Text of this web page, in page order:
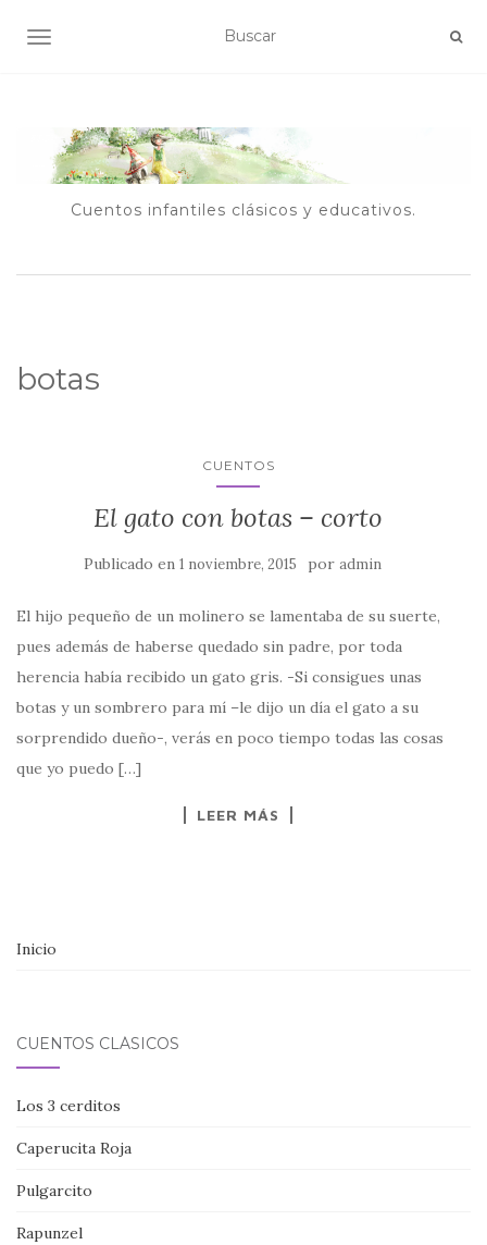
ALTERNAR NAVEGACIÓN
Cuentos infantiles clásicos y educativos.
botas
CUENTOS
El gato con botas – corto
Publicado en 1 noviembre, 2015 por admin
El hijo pequeño de un molinero se lamentaba de su suerte,
pues además de haberse quedado sin padre, por toda
herencia había recibido un gato gris. -Si consigues unas
botas y un sombrero para mí –le dijo un día el gato a su
sorprendido dueño-, verás en poco tiempo todas las cosas
que yo puedo […]
LEER MÁS
Inicio
CUENTOS CLÁSICOS
Los 3 cerditos
Caperucita Roja
Pulgarcito
Rapunzel